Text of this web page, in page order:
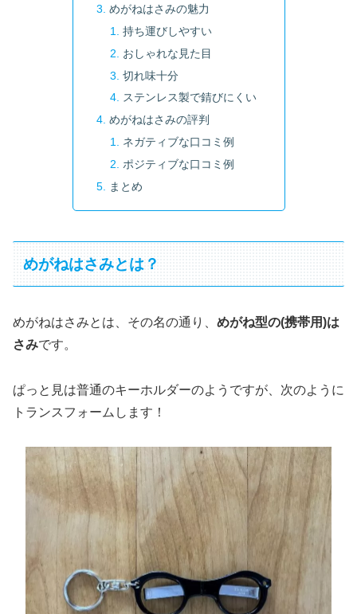
めがねはさみの魅力
持ち運びしやすい
おしゃれな見た目
切れ味十分
ステンレス製で錆びにくい
めがねはさみの評判
ネガティブな口コミ例
ポジティブな口コミ例
まとめ
めがねはさみとは？
めがねはさみとは、その名の通り、 めがね型の(携帯用)は
さみです。
ぱっと見は普通のキーホルダーのようですが、次のように
トランスフォームします！